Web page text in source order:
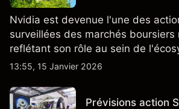
Nvidia est devenue l'une des
surveillées des marchés boursiers
reflétant son rôle au sein de
semi-conducteurs et de l'IA.
13:55, 15 Janvier 2026
Prévisions action